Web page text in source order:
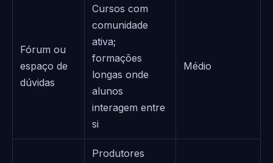
Fórum ou
espaço de
dúvidas
Cursos com
comunidade
ativa;
formações
longas onde
alunos
interagem entre
si
Médio
Produtores